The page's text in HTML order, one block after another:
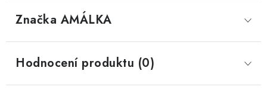
Značka AMÁLKA
Hodnocení produktu (0)